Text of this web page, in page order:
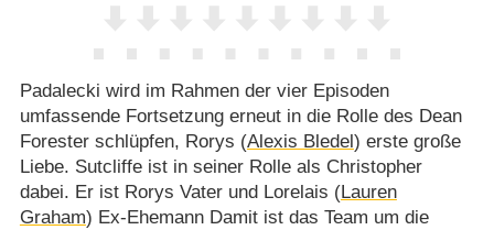
Padalecki wird im Rahmen der vier Episoden
umfassende Fortsetzung erneut in die Rolle des Dean
Forester schlüpfen, Rorys (Alexis Bledel ) erste große
Liebe. Sutcliffe ist in seiner Rolle als Christopher
dabei. Er ist Rorys Vater und Lorelais (Lauren
Graham) Ex-Ehemann Damit ist das Team um die